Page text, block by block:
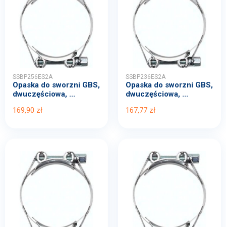
SSBP256ES2A
Opaska do sworzni GBS,
dwuczęściowa, ...
169,90 zł
SSBP236ES2A
Opaska do sworzni GBS,
dwuczęściowa, ...
167,77 zł